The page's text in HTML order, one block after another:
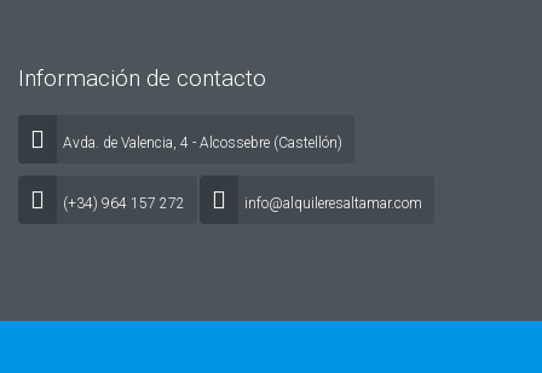
Información de contacto
Avda. de Valencia, 4 - Alcossebre (Castellón)
(+34) 964 157 272 info@alquileresaltamar.com